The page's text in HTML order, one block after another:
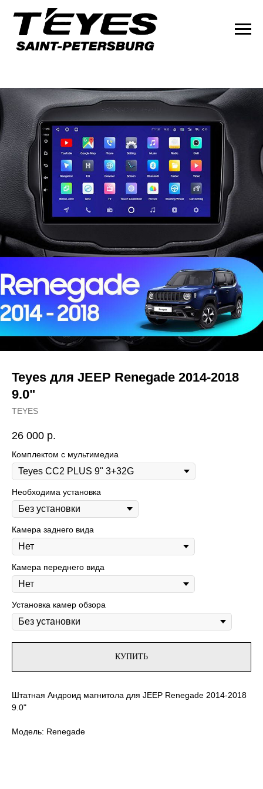
Teyes для JEEP Renegade 2014-2018
9.0"
TEYES
26 000 р.
Комплектом с мультимедиа
Необходима установка
Камера заднего вида
Камера переднего вида
Установка камер обзора
КУПИТЬ
Штатная Андроид магнитола для JEEP Renegade 2014-2018
9.0"
Модель: Renegade